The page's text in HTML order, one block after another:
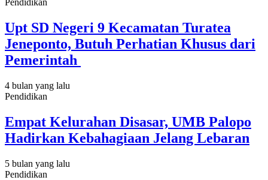
Pendidikan
Upt SD Negeri 9 Kecamatan Turatea
Jeneponto, Butuh Perhatian Khusus dari
Pemerintah
4 bulan yang lalu
Pendidikan
Empat Kelurahan Disasar, UMB Palopo
Hadirkan Kebahagiaan Jelang Lebaran
5 bulan yang lalu
Pendidikan